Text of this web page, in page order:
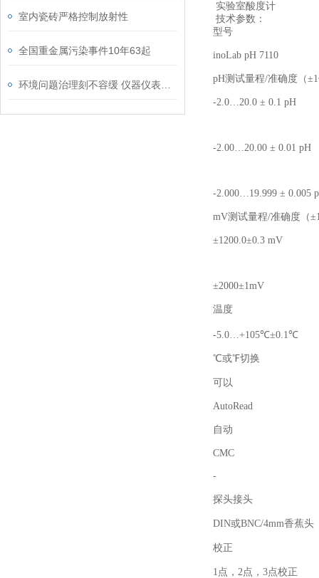
室内瓷砖严格控制放射性
全国重金属污染事件10年63起
实验室酸度计
技术参数：
型号
inoLab pH 7110
pH测试量程/准确度 （±1
-2.0…20.0 ± 0.1 pH
-2.00…20.00 ± 0.01 pH
-2.000…19.999 ± 0.005
mV测试量程/准确度 （±
±1200.0±0.3 mV
±2000±1mV
温度
-5.0…+105℃±0.1℃
℃或℉切换
可以
AutoRead
自动
CMC
-
探头接头
DIN或BNC/4mm香蕉头
校正
1 点， 2点， 3点校正